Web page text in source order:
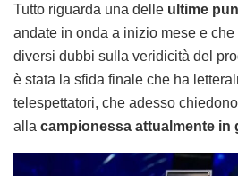
Tutto riguarda una delle ultime
andate in onda a inizio mese e
diversi dubbi sulla veridicità del
è stata la sfida finale che ha
telespettatori, che adesso
alla campionessa attualmente in